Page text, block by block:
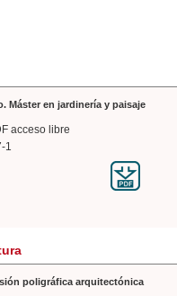
Máster en jardinería y paisaje
acceso libre
1
poligráfica arquitectónica